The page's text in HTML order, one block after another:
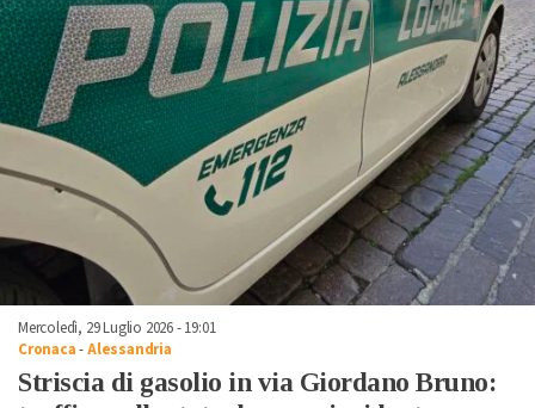
Mercoledì, 29 Luglio 2026 - 19:01
Cronaca-Alessandria
Striscia di gasolio in via Giordano Bruno: